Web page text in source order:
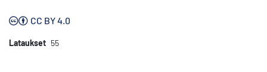
CC BY 4.0
Lataukset 55